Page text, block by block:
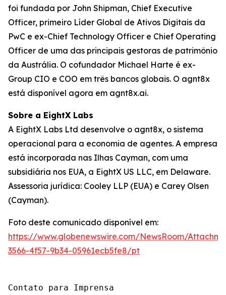
foi fundada por John Shipman, Chief Executive
Officer, primeiro Líder Global de Ativos Digitais da
PwC e ex-Chief Technology Officer e Chief Operating
Officer de uma das principais gestoras de patrimônio
da Austrália. O cofundador Michael Harte é ex-
Group CIO e COO em três bancos globais. O agnt8x
está disponível agora em agnt8x.ai.
Sobre a EightX Labs
A EightX Labs Ltd desenvolve o agnt8x, o sistema
operacional para a economia de agentes. A empresa
está incorporada nas Ilhas Cayman, com uma
subsidiária nos EUA, a EightX US LLC, em Delaware.
Assessoria jurídica: Cooley LLP (EUA) e Carey Olsen
(Cayman).
Foto deste comunicado disponível em:
https://www.globenewswire.com/NewsRoom/
3566-4f57-9b34-05961ecb5fe8/pt
Contato para Imprensa